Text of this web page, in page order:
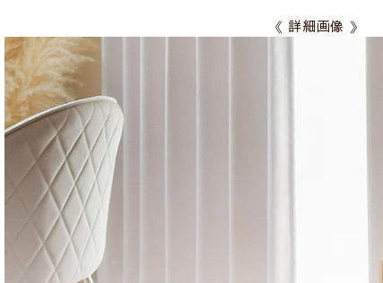
《 詳細画像 》